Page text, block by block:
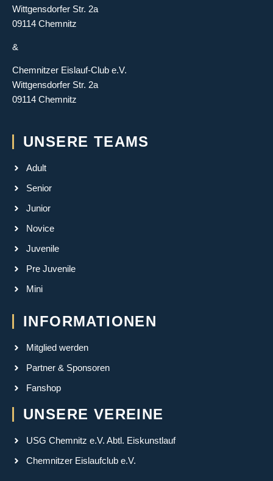
Wittgensdorfer Str. 2a
09114 Chemnitz
&
Chemnitzer Eislauf-Club e.V.
Wittgensdorfer Str. 2a
09114 Chemnitz
UNSERE TEAMS
Adult
Senior
Junior
Novice
Juvenile
Pre Juvenile
Mini
INFORMATIONEN
Mitglied werden
Partner & Sponsoren
Fanshop
UNSERE VEREINE
USG Chemnitz e.V. Abtl. Eiskunstlauf
Chemnitzer Eislaufclub e.V.